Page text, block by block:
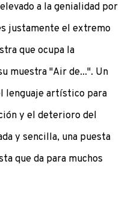
a la genialidad por
justamente el extremo
que ocupa la
muestra "Air de...". Un
lenguaje artístico para
y el deterioro del
y sencilla, una puesta
que da para muchos